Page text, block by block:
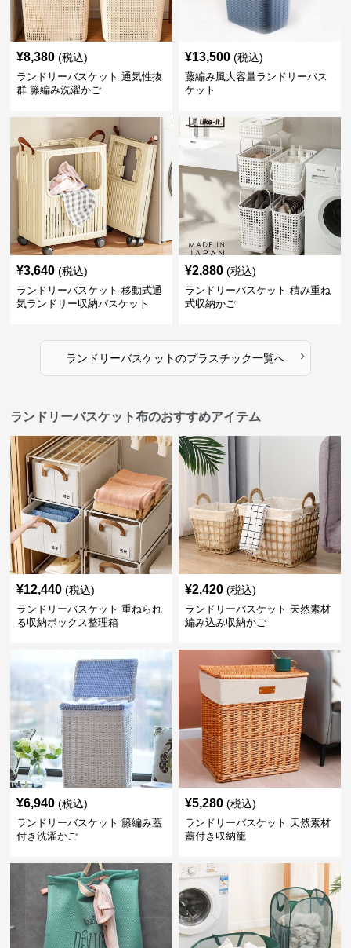
¥8,380 (税込)
ランドリーバスケット 通気性抜
群 籐編み洗濯かご
¥13,500 (税込)
藤編み風大容量ランドリーバス
ケット
¥3,640 (税込)
ランドリーバスケット 移動式通
気ランドリー収納バスケット
¥2,880 (税込)
ランドリーバスケット 積み重ね
式収納かご
ランドリーバスケットのプラスチック一覧へ ›
ランドリーバスケット布のおすすめアイテム
¥12,440 (税込)
ランドリーバスケット 重ねられ
る収納ボックス整理箱
¥2,420 (税込)
ランドリーバスケット 天然素材
編み込み収納かご
¥6,940 (税込)
ランドリーバスケット 籐編み蓋
付き洗濯かご
¥5,280 (税込)
ランドリーバスケット 天然素材
蓋付き収納籠